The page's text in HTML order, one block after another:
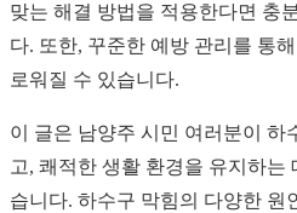
맞는 해결 방법을 적용한다면 충
다. 또한, 꾸준한 예방 관리를 통
로워질 수 있습니다.
이 글은 남양주 시민 여러분이 하
고, 쾌적한 생활 환경을 유지하는
습니다. 하수구 막힘의 다양한 원